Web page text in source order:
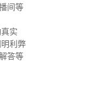
间等
实
利弊
答等